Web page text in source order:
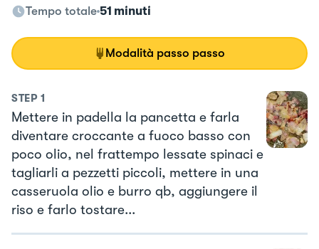
Tempo totale 51 minuti
Modalità passo passo
STEP 1
Mettere in padella la pancetta e farla
diventare croccante a fuoco basso con
poco olio, nel frattempo lessate spinaci e
tagliarli a pezzetti piccoli, mettere in una
casseruola olio e burro qb, aggiungere il
riso e farlo tostare...